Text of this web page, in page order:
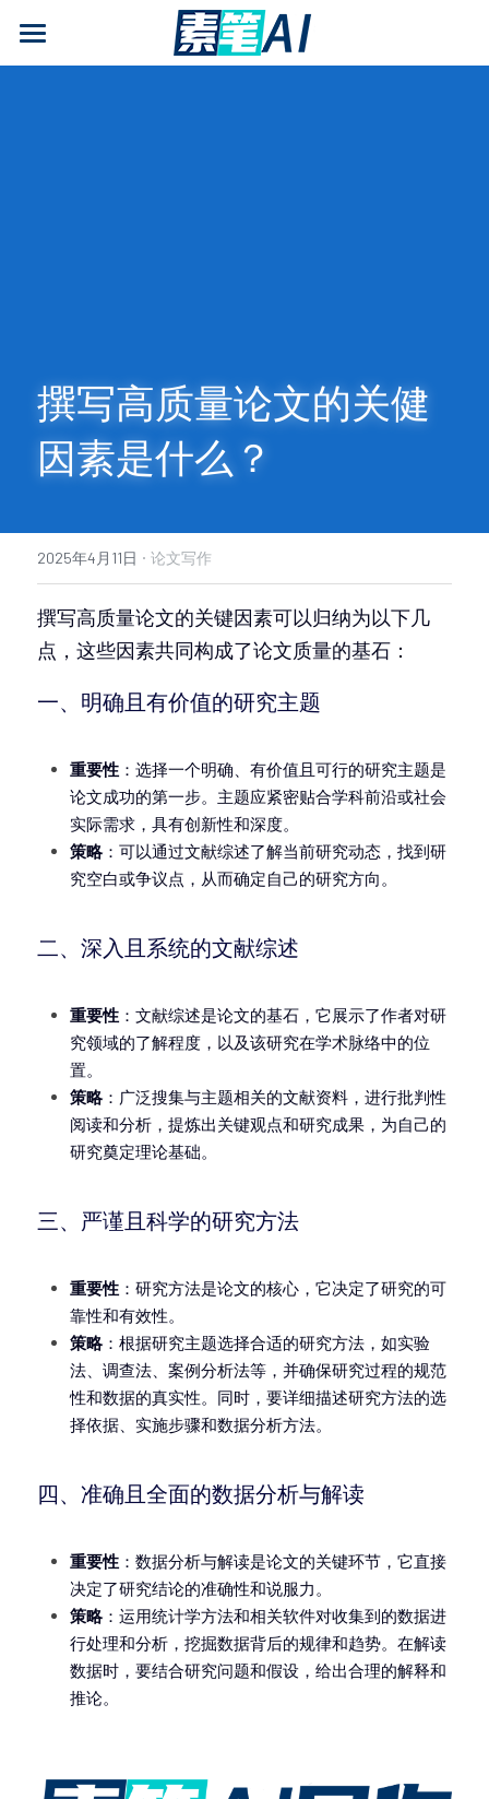
AI论文写作
免费福利
撰写高质量论文的关健
因素是什么？
2025年4月11日 · 论文写作
撰写高质量论文的关键因素可以归纳为以下几
点，这些因素共同构成了论文质量的基石：
一、明确且有价值的研究主题
重要性 ：选择一个明确、有价值且可行的研究主题是
论文成功的第一步。主题应紧密贴合学科前沿或社会
实际需求，具有创新性和深度。
策略 ：可以通过文献综述了解当前研究动态，找到研
究空白或争议点，从而确定自己的研究方向。
二、深入且系统的文献综述
重要性 ：文献综述是论文的基石，它展示了作者对研
究领域的了解程度，以及该研究在学术脉络中的位
置。
策略 ：广泛搜集与主题相关的文献资料，进行批判性
阅读和分析，提炼出关键观点和研究成果，为自己的
研究奠定理论基础。
三、严谨且科学的研究方法
重要性 ：研究方法是论文的核心，它决定了研究的可
靠性和有效性。
策略 ：根据研究主题选择合适的研究方法，如实验
法、调查法、案例分析法等，并确保研究过程的规范
性和数据的真实性。同时，要详细描述研究方法的选
择依据、实施步骤和数据分析方法。
四、准确且全面的数据分析与解读
重要性 ：数据分析与解读是论文的关键环节，它直接
决定了研究结论的准确性和说服力。
策略 ：运用统计学方法和相关软件对收集到的数据进
行处理和分析，挖掘数据背后的规律和趋势。在解读
数据时，要结合研究问题和假设，给出合理的解释和
推论。